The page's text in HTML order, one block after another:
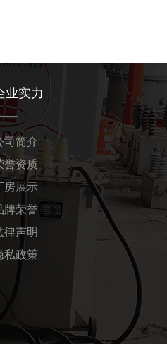
业实力
司简介
誉资质
房展示
牌荣誉
律声明
私政策